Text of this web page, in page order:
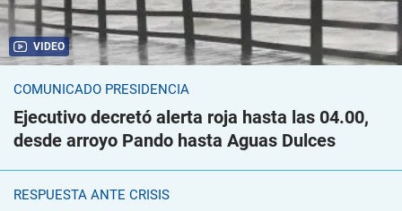
VIDEO
COMUNICADO PRESIDENCIA
Ejecutivo decretó alerta roja hasta las 04.00,
desde arroyo Pando hasta Aguas Dulces
RESPUESTA ANTE CRISIS